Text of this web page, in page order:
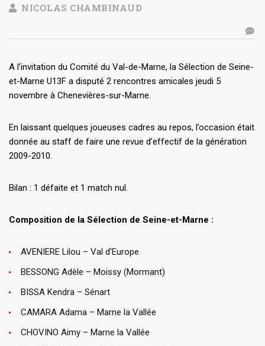
NICOLAS CHAMBINAUD
A l’invitation du Comité du Val-de-Marne, la Sélection de Seine-
et-Marne U13F a disputé 2 rencontres amicales jeudi 5
novembre à Chenevières-sur-Marne.
En laissant quelques joueuses cadres au repos, l’occasion était
donnée au staff de faire une revue d’effectif de la génération
2009-2010.
Bilan : 1 défaite et 1 match nul.
Composition de la Sélection de Seine-et-Marne :
AVENIERE Lilou – Val d’Europe
BESSONG Adèle – Moissy (Mormant)
BISSA Kendra – Sénart
CAMARA Adama – Marne la Vallée
CHOVINO Aimy – Marne la Vallée